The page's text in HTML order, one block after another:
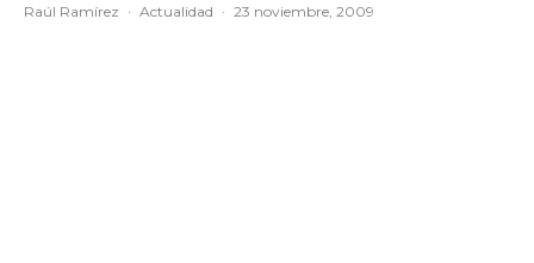
Raúl Ramírez · Actualidad · 23 noviembre, 2009